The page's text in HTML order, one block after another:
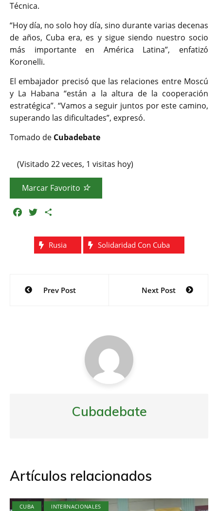
Técnica.
“Hoy día, no solo hoy día, sino durante varias decenas
de años, Cuba era, es y sigue siendo nuestro socio
más importante en América Latina”, enfatizó
Koronelli.
El embajador precisó que las relaciones entre Moscú
y La Habana “están a la altura de la cooperación
estratégica”. “Vamos a seguir juntos por este camino,
superando las dificultades”, expresó.
Tomado de Cubadebate
(Visitado 22 veces, 1 visitas hoy)
Marcar Favorito
k
i
t
m
p
i
Rusia Solidaridad Con Cuba
Navegación
Prev Post Next Post
Cubadebate
Artículos relacionados
CUBA INTERNACIONALES